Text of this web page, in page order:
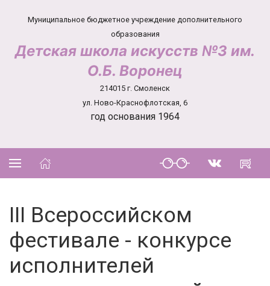
Муниципальное бюджетное учреждение дополнительного
образования
Детская школа искусств №3 им.
О.Б. Воронец
214015 г. Смоленск
ул. Ново-Краснофлотская, 6
год основания 1964
III Всероссийском
фестивале - конкурсе
исполнителей